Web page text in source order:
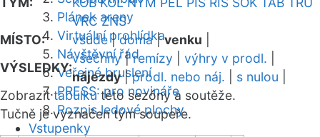
Plánek areny
Virtuální prohlídka
Návštěvní řád
Veřejné bruslení
PRESS: pro novináře
Rozpis ledové plochy
Vstupenky
VRC ZNS
MÍSTO:
všude|doma|venku
VÝSLEDKY:
všechny|remízy výhry v prodl.
nájezdy|prodl. nebo náj. s nulou
Zobrazittabulkutéto sezóny a soutěže.
Tučně je vyznačen tým soupeře.